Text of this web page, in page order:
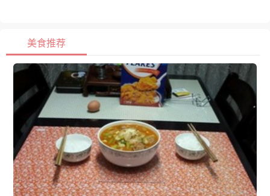
美食推荐